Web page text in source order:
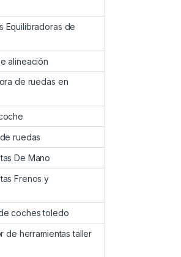
Equilibradoras de
alineación
de ruedas en
ruedas
De Mano
Frenos y
coches toledo
de herramientas taller